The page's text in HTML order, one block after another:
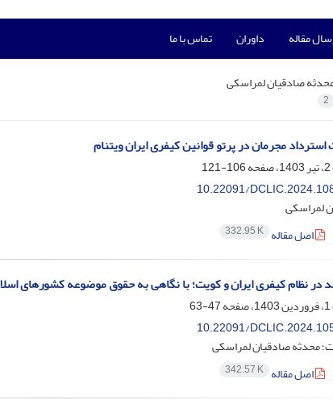
مقاله داوران تماس با ما
صادقیان لمراسکی
2
استرداد مجرمان در پرتو قوانین کیفری ایران ویتنام
106-121
10.22091/
لمراسکی
اصل مقاله 332.95 K
در نظام کیفری ایران و کویت؛ با نگاهی به حقوق موضوعه کشورهای
47-63
10.22091/
محدثه صادقیان لمراسکی
اصل مقاله 342.57 K